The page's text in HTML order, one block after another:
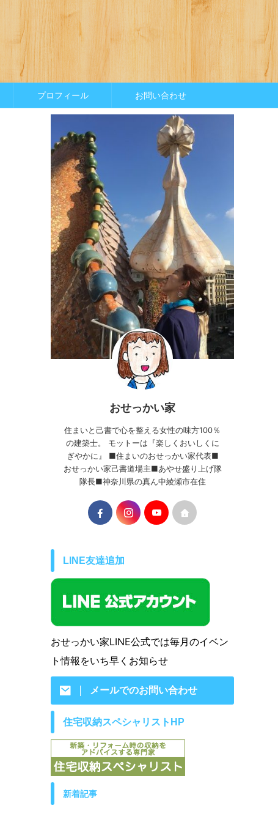
プロフィール お問い合わせ
おせっかい家
住まいと己書で心を整える女性の味方100％
の建築士。 モットーは『楽しくおいしくに
ぎやかに』 ■住まいのおせっかい家代表■
おせっかい家己書道場主■あやせ盛り上げ隊
隊長■神奈川県の真ん中綾瀬市在住
LINE友達追加
おせっかい家LINE公式では毎月のイベン
ト情報をいち早くお知らせ
メールでのお問い合わせ
住宅収納スペシャリストHP
新着記事